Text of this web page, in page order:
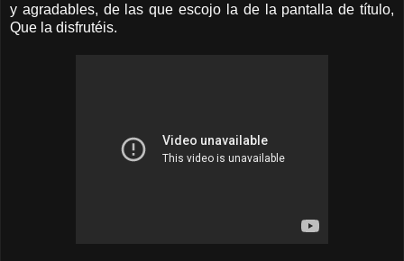
y agradables, de las que escojo la de la pantalla de título,
Que la disfrutéis.